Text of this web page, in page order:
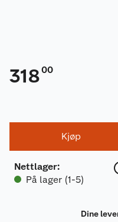
31800
Kjøp
Nettlager:
På lager (1-5)
Dine